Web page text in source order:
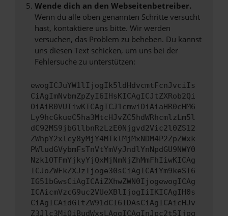
Wende dich an den Webseitenbetreiber.
Wenn du alle oben genannten Schritte versucht
hast, kontaktiere uns bitte. Wir werden
versuchen, das Problem zu beheben. Du kannst
uns diesen Text schicken, um uns bei der
Fehlersuche zu unterstützen:
ewogICJuYW1lIjogIk5ldHdvcmtFcnJvciIs
CiAgImNvbmZpZyI6IHsKICAgICJtZXRob2Qi
OiAiR0VUIiwKICAgICJ1cmwiOiAiaHR0cHM6
Ly9hcGkueC5ha3MtcHJvZC5hdWRhcmlzLm5l
dC92MS9jbGllbnRzLzE0Njgvd2Vic2l0ZS12
ZWhpY2xlcy8yMjY4MTklMjMxNDM4P2ZpZWxk
PWludGVybmFsTnVtYmVyJndlYnNpdGU9NWY0
Nzk1OTFmYjkyYjQxMjNmNjZhMmFhIiwKICAg
ICJoZWFkZXJzIjoge30sCiAgICAiYm9keSI6
IG51bGwsCiAgICAiZXhwZWN0IjogewogICAg
ICAicmVzcG9uc2VUeXBlIjogIiIKICAgIH0s
CiAgICAidGltZW91dCI6IDAsCiAgICAicHJv
Z3Jlc3MiOiBudWxsLAogICAgInJpc2t5Ijog